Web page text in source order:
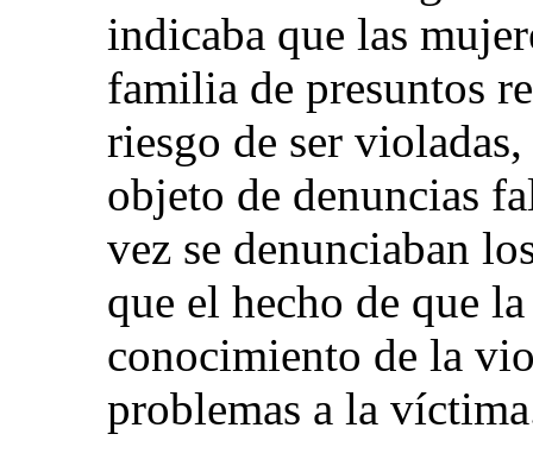
indicaba que las
familia de presuntos
riesgo de ser
objeto de denuncias
vez se denunciaban
que el hecho de que
conocimiento de la
problemas a la